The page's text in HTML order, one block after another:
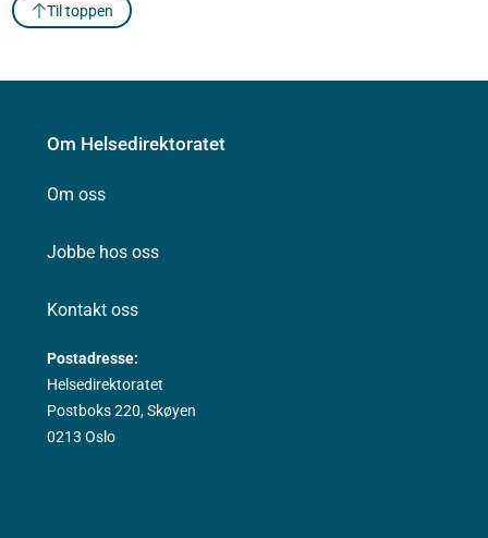
Til toppen
Om Helsedirektoratet
Om oss
Jobbe hos oss
Kontakt oss
Postadresse:
Helsedirektoratet
Postboks 220, Skøyen
0213 Oslo